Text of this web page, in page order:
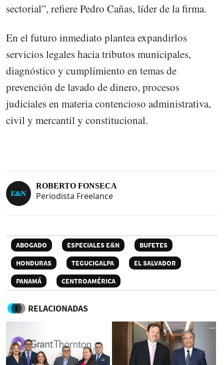
sectorial”, refiere Pedro Cañas, líder de la firma.
En el futuro inmediato plantea expandirlos
servicios legales hacia tributos municipales,
diagnóstico y cumplimiento en temas de
prevención de lavado de dinero, procesos
judiciales en materia contencioso administrativa,
civil y mercantil y constitucional.
ROBERTO FONSECA
Periodista Freelance
ABOGADO ESPECIALES E&N
BUFETES
HONDURAS
TEGUCIGALPA
EL SALVADOR
PANAMÁ
CENTROAMÉRICA
RELACIONADAS